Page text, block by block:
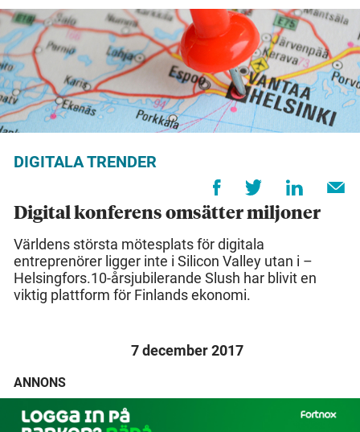
DIGITALA TRENDER
Digital konferens omsätter miljoner
Världens största mötesplats för digitala
entreprenörer ligger inte i Silicon Valley utan i –
Helsingfors.10-årsjubilerande Slush har blivit en
viktig plattform för Finlands ekonomi.
7 december 2017
ANNONS